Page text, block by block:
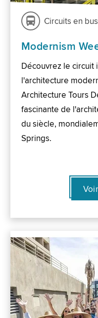
Circuits en bus
Modernism
Découvrez le circuit
l'architecture
Architecture Tours
fascinante de
du siècle,
Springs.